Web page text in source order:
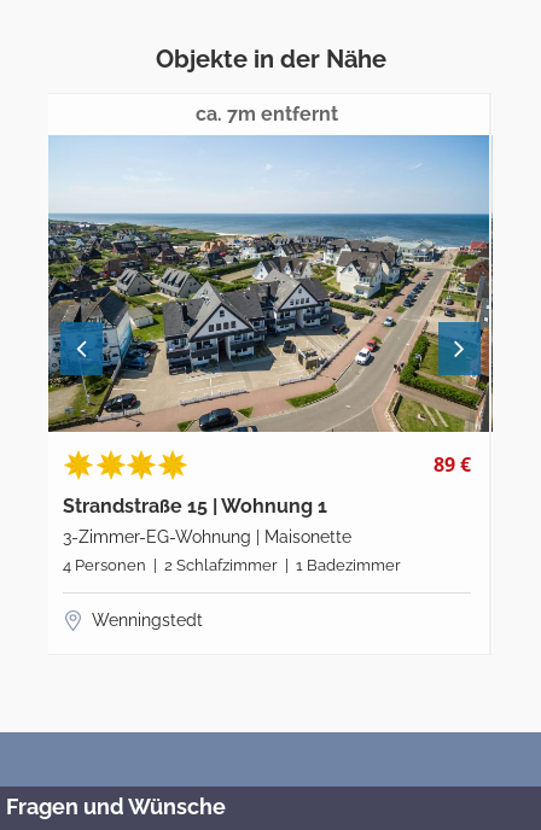
Objekte in der Nähe
ca. 7m entfernt
89 €
Strandstraße 15 | Wohnung 1
3-Zimmer-EG-Wohnung | Maisonette
4 Personen | 2 Schlafzimmer | 1 Badezimmer
Wenningstedt
Fragen und Wünsche